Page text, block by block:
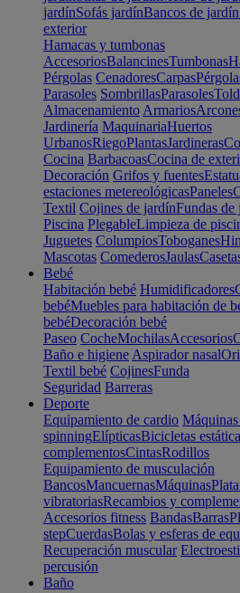
jardínSofás jardínBancos de jardín
exterior
Hamacas y tumbonas
AccesoriosBalancinesTumbonas
Pérgolas CenadoresCarpas
Parasoles SombrillasParasoles
Almacenamiento Armarios
Jardinería MaquinariaHuertos
UrbanosRiegoPlantasJardineras
Cocina BarbacoasCocina de
Decoración Grifos y fuentes
estaciones metereológicasPaneles
Textil Cojines de jardínFundas de
Piscina PlegableLimpieza de
Juguetes ColumpiosToboganes
Mascotas ComederosJaulas
Bebé
Habitación bebé Humidificadores
bebéMuebles para habitación de
bebéDecoración bebé
Paseo CocheMochilasAccesorios
Baño e higiene Aspirador nasal
Textil bebé CojinesFunda
Seguridad Barreras
Deporte
Equipamiento de cardio
spinningElípticasBicicletas
complementosCintasRodillos
Equipamiento de musculación
BancosMancuernasMáquinas
vibratoriasRecambios y
Accesorios fitness BandasBarras
stepCuerdasBolas y esferas de
Recuperación muscular
percusión
Baño